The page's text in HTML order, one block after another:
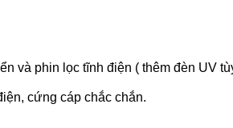
và phin lọc tĩnh điện ( thêm đèn UV
cứng cáp chắc chắn.